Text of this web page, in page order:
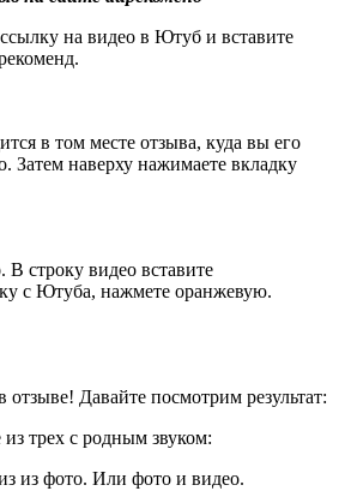
на видео в Ютуб и вставите
в том месте отзыва, куда вы его
Затем наверху нажимаете вкладку
В строку видео вставите
с Ютуба, нажмете оранжевую.
отзыве! Давайте посмотрим результат:
трех с родным звуком:
из фото. Или фото и видео.